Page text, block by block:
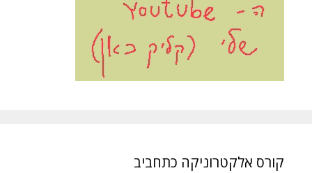
קורס אלקטרוניקה כתחביב